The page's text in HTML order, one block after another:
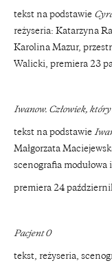
tekst na podstawie
reżyseria: Katarzyna
Karolina Mazur,
Walicki, premiera 23
Iwanow. Człowiek, który
tekst na podstawie
Małgorzata
scenografia
premiera 24
Pacjent 0
tekst, reżyseria,